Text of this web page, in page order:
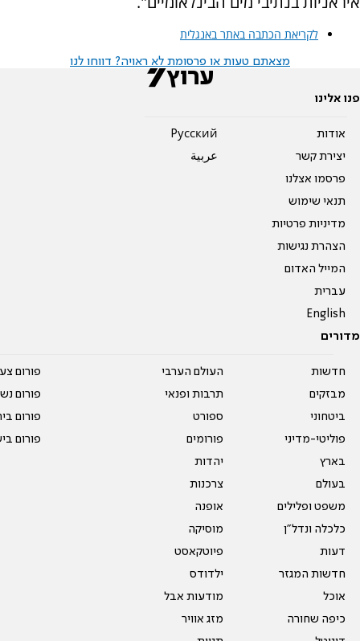
לקריאת הכתבה באתר באנגלית
מצאתם טעות או פרסומת לא ראויה? דווחו לנו
פנו אלינו
אודות
יצירת קשר
פרסמו אצלנו
תנאי שימוש
מדיניות פרטיות
הצהרת נגישות
המייל האדום
עברית
English
Pусский
عربية
מדורים
חדשות
מבזקים
ביטחוני
פוליטי-מדיני
בארץ
בעולם
משפט ופלילים
כלכלה ונדל"ן
דעות
חדשות המגזר
אוכל
כיפה שחורה
העולם הערבי
תרבות ופנאי
ספורט
פורומים
יהדות
צרכנות
אופנה
מוסיקה
פיוטקאסט
ילדודס
מודעות אבל
מזג אוויר
פורום
פורום
פורום
פורום